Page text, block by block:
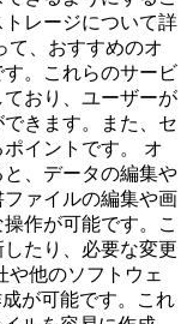
レージについて詳
て、おすすめのオ
。これらのサービ
おり、ユーザーが
きます。また、セ
イントです。 オ
、データの編集や
ァイルの編集や画
作が可能です。こ
たり、必要な変更
や他のソフトウェ
が可能です。これ